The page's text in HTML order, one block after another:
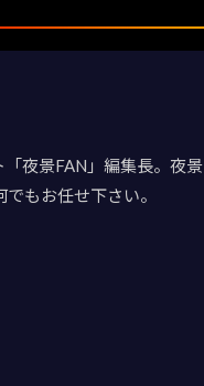
夜景FAN」編集長。夜景
もお任せ下さい。